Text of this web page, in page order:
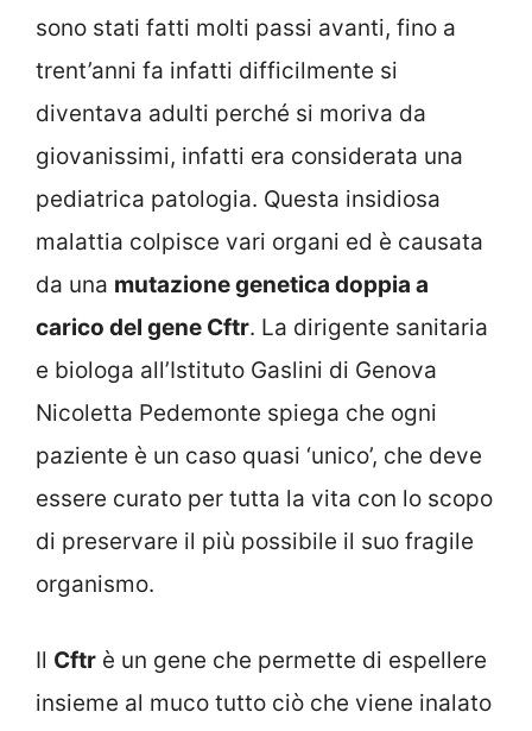
sono stati fatti molti passi avanti, fino a
trent’anni fa infatti difficilmente si
diventava adulti perché si moriva da
giovanissimi, infatti era considerata una
pediatrica patologia. Questa insidiosa
malattia colpisce vari organi ed è causata
da una mutazione genetica doppia a
carico del gene Cftr. La dirigente sanitaria
e biologa all’Istituto Gaslini di Genova
Nicoletta Pedemonte spiega che ogni
paziente è un caso quasi ‘unico’, che deve
essere curato per tutta la vita con lo scopo
di preservare il più possibile il suo fragile
organismo.
Il Cftr è un gene che permette di espellere
insieme al muco tutto ciò che viene inalato